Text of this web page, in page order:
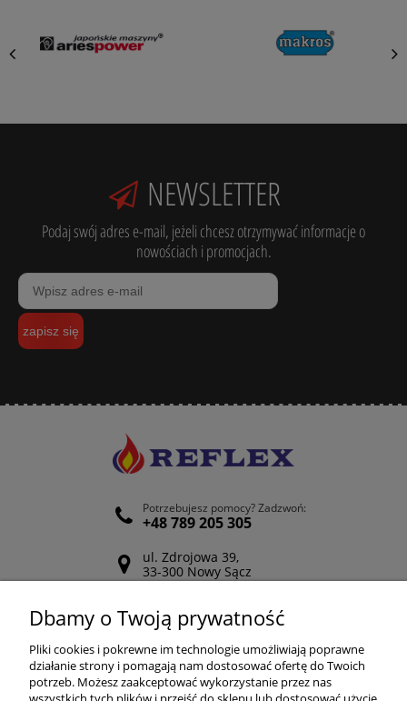
NEWSLETTER
Podaj swój adres e-mail, jeżeli chcesz otrzymywać informacje o
nowościach i promocjach.
zapisz się
Potrzebujesz pomocy? Zadzwoń:
+48 789 205 305
ul. Zdrojowa 39,
33-300 Nowy Sącz
Odwiedź nasz Facebook
POMOC
Dbamy o Twoją prywatność
Pliki cookies i pokrewne im technologie umożliwiają poprawne
działanie strony i pomagają nam dostosować ofertę do Twoich
potrzeb. Możesz zaakceptować wykorzystanie przez nas